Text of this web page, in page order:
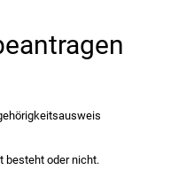
besteht oder nicht.